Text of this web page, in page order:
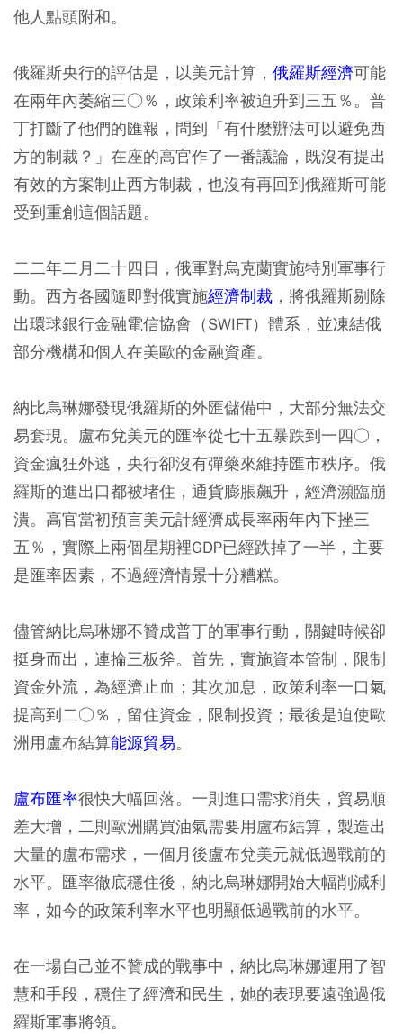
他人點頭附和。
俄羅斯央行的評估是，以美元計算， 俄羅斯經濟可能
在兩年內萎縮三○％，政策利率被迫升到三五％。普
丁打斷了他們的匯報，問到「有什麼辦法可以避免西
方的制裁？」在座的高官作了一番議論，既沒有提出
有效的方案制止西方制裁，也沒有再回到俄羅斯可能
受到重創這個話題。
二二年二月二十四日，俄軍對烏克蘭實施特別軍事行
動。西方各國隨即對俄實施經濟制裁 ，將俄羅斯剔除
出環球銀行金融電信協會（SWIFT）體系，並凍結俄
部分機構和個人在美歐的金融資產。
納比烏琳娜發現俄羅斯的外匯儲備中，大部分無法交
易套現。盧布兌美元的匯率從七十五暴跌到一四○，
資金瘋狂外逃，央行卻沒有彈藥來維持匯市秩序。俄
羅斯的進出口都被堵住，通貨膨脹飆升，經濟瀕臨崩
潰。高官當初預言美元計經濟成長率兩年內下挫三
五％，實際上兩個星期裡GDP已經跌掉了一半，主要
是匯率因素，不過經濟情景十分糟糕。
儘管納比烏琳娜不贊成普丁的軍事行動，關鍵時候卻
挺身而出，連掄三板斧。首先，實施資本管制，限制
資金外流，為經濟止血；其次加息，政策利率一口氣
提高到二○％，留住資金，限制投資；最後是迫使歐
洲用盧布結算能源貿易。
盧布匯率很快大幅回落。一則進口需求消失，貿易順
差大增，二則歐洲購買油氣需要用盧布結算，製造出
大量的盧布需求，一個月後盧布兌美元就低過戰前的
水平。匯率徹底穩住後，納比烏琳娜開始大幅削減利
率，如今的政策利率水平也明顯低過戰前的水平。
在一場自己並不贊成的戰事中，納比烏琳娜運用了智
慧和手段，穩住了經濟和民生，她的表現要遠強過俄
羅斯軍事將領。